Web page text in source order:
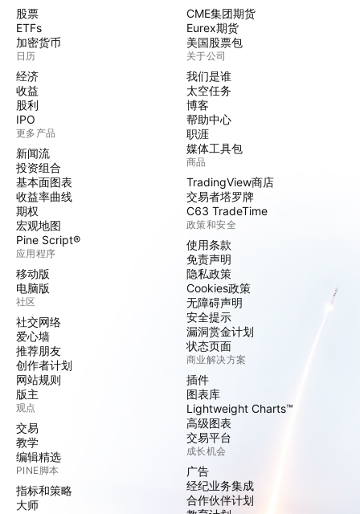
股票
ETFs
加密货币
日历
经济
收益
股利
IPO
更多产品
新闻流
投资组合
基本面图表
收益率曲线
期权
宏观地图
Pine Script®
应用程序
移动版
电脑版
社区
社交网络
爱心墙
推荐朋友
创作者计划
网站规则
版主
观点
交易
教学
编辑精选
PINE脚本
指标和策略
大师
CME集团期货
Eurex期货
美国股票包
关于公司
我们是谁
太空任务
博客
帮助中心
职涯
媒体工具包
商品
TradingView商店
交易者塔罗牌
C63 TradeTime
政策和安全
使用条款
免责声明
隐私政策
Cookies政策
无障碍声明
安全提示
漏洞赏金计划
状态页面
商业解决方案
插件
图表库
Lightweight Charts™
高级图表
交易平台
成长机会
广告
经纪业务集成
合作伙伴计划